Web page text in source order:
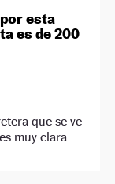
esta
es de 200
que se ve
muy clara.